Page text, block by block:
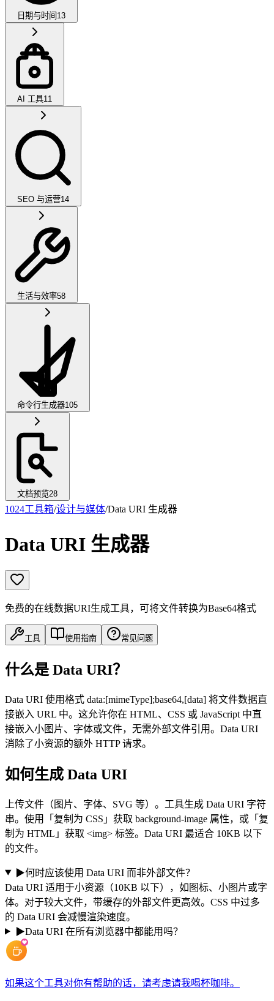
日期与时间 13
AI 工具11
SEO 与运营14
生活与效率58
命令行生成器105
文档预览28
1024工具箱/设计与媒体/Data URI 生成器
Data URI 生成器
免费的在线数据URI生成工具，可将文件转换为Base64格式
工具 使用指南 常见问题
什么是 Data URI？
Data URI 使用格式 data:[mimeType];base64,[data] 将文件数据直
接嵌入 URL 中。这允许你在 HTML、CSS 或 JavaScript 中直
接嵌入小图片、字体或文件，无需外部文件引用。Data URI
消除了小资源的额外 HTTP 请求。
如何生成 Data URI
上传文件（图片、字体、SVG 等）。工具生成 Data URI 字符
串。使用「复制为 CSS」获取 background-image 属性，或「复
制为 HTML」获取 <img> 标签。Data URI 最适合 10KB 以下
的文件。
▶何时应该使用 Data URI 而非外部文件？
Data URI 适用于小资源（10KB 以下），如图标、小图片或字
体。对于较大文件，带缓存的外部文件更高效。CSS 中过多
的 Data URI 会减慢渲染速度。
▶Data URI 在所有浏览器中都能用吗？
如果这个工具对你有帮助的话，请考虑请我喝杯咖啡。